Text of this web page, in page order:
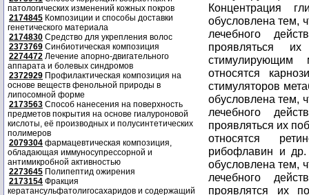
патологических изменений кожных покров
2174845 Композиции и способы доставки
генетического материала
2174830 Средство для укрепления волос
2373769 Синбиотическая композиция
2274472 Лечение апорно-двигательного
аппарата и болевых синдромов
2372929 Профилактическая композиция на
основе веществ фенольной природы в
липосомной форме
2173563 Способ нанесения на поверхность
предметов покрытия на основе гиалуроновой
кислоты, её производных и полусинтетических
полимеров
2079304 фармацевтическая композиция,
обладающая иммуносупрессорной и
антимикробной активностью
2273645 Полипептид ожирения
2173154 Фракция
кератансульфатолигосахаридов и содержащий
Концентрация
обусловлена тем,
лечебного
проявляться
стимулирующим
относятся
стимуляторов
обусловлена тем,
лечебного
проявляться их
относятся
рибофлавин и др.
обусловлена тем,
лечебного
проявлятся их